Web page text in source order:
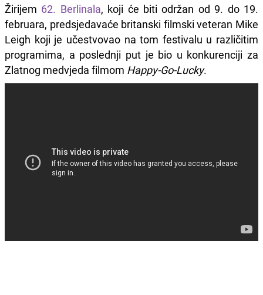
Žirijem 62. Berlinala, koji će biti održan od 9. do 19.
februara, predsjedavaće britanski filmski veteran Mike
Leigh koji je učestvovao na tom festivalu u različitim
programima, a poslednji put je bio u konkurenciji za
Zlatnog medvjeda filmom Happy-Go-Lucky.